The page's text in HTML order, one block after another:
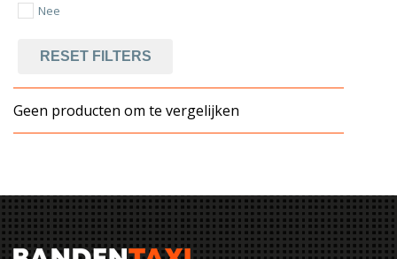
Nee
RESET FILTERS
Geen producten om te vergelijken